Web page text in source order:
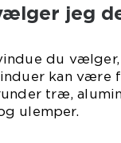
jeg
du
kan
træ,
ulemper.